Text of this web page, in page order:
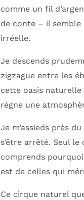
comme un fil
de conte – il
irréelle.
Je descends
zigzague entre les
cette oasis naturelle
règne une
Je m’assieds près
s’être arrêté. Seul
comprends
est de celles qui
Ce cirque naturel